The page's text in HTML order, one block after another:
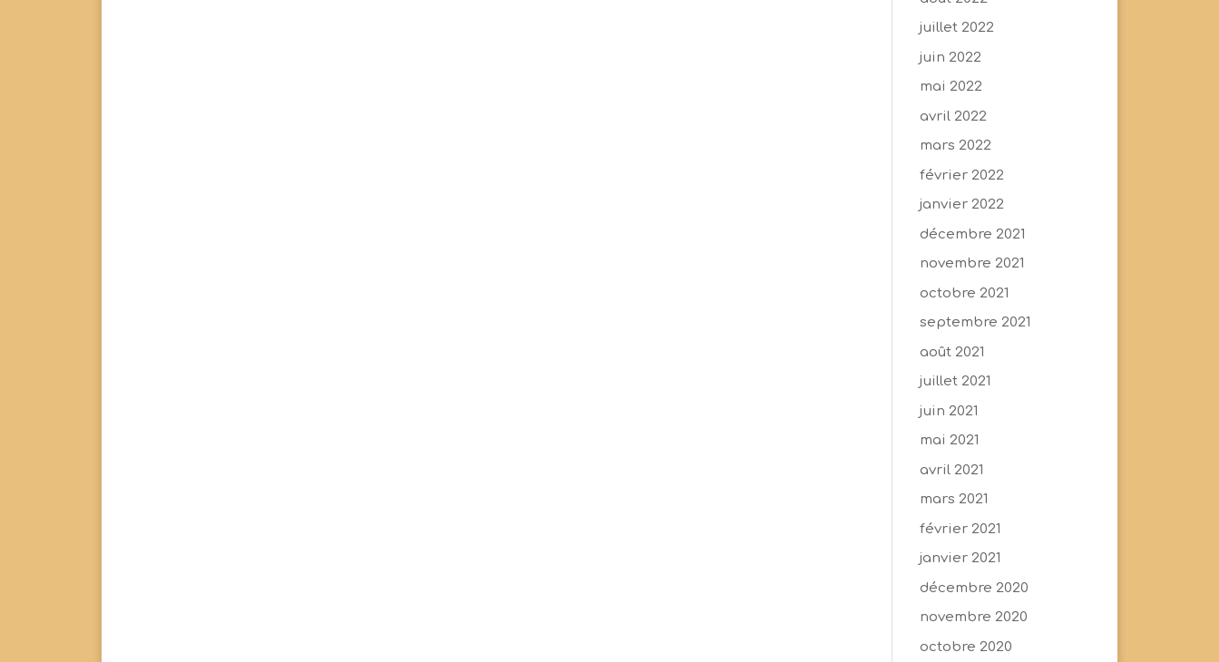
juillet 2022
juin 2022
mai 2022
avril 2022
mars 2022
février 2022
janvier 2022
décembre 2021
novembre 2021
octobre 2021
septembre 2021
août 2021
juillet 2021
juin 2021
mai 2021
avril 2021
mars 2021
février 2021
janvier 2021
décembre 2020
novembre 2020
octobre 2020